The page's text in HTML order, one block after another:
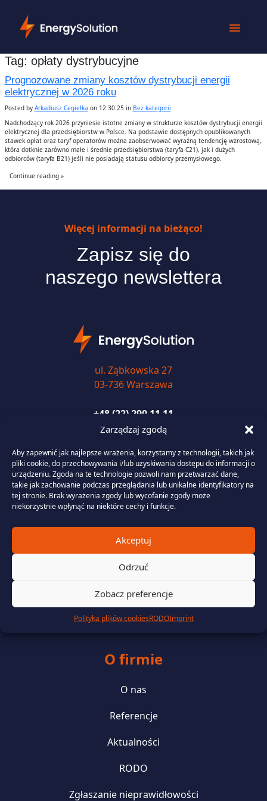
Zarządzaj zgodą
Aby zapewnić jak najlepsze wrażenia, korzystamy z technologii, takich jak
pliki cookie, do przechowywania i/lub uzyskiwania dostępu do informacji o
urządzeniu. Zgoda na te technologie pozwoli nam przetwarzać dane,
takie jak zachowanie podczas przeglądania lub unikalne identyfikatory na
tej stronie. Brak wyrażenia zgody lub wycofanie zgody może
niekorzystnie wpłynąć na niektóre cechy i funkcje.
Akceptuj
Odrzuć
Zobacz preferencje
Polityka plików cookiesRODOImprint
Tag: opłaty dystrybucyjne
Prognozowane zmiany kosztów dystrybucji energii
elektrycznej w 2026 roku
Posted by Arkadiusz Cegiełka on 12.30.25 in Bez kategorii
Nadchodzący rok 2026 przyniesie istotne zmiany w strukturze kosztów dystrybucji energii
elektrycznej dla przedsiębiorstw w Polsce. Na podstawie dostępnych opublikowanych
stawek opłat oraz taryf operatorów można zaobserwować wyraźną tendencję wzrostową,
która dotknie zarówno małe i średnie przedsiębiorstwa (taryfa C21), jak i dużych
odbiorców (taryfa B21) jeśli nie posiadają statusu odbiorcy przemysłowego.
Continue reading »
Więcej informacji na bieżąco!
Zapisz się do
naszego newslettera
ul. Ząbkowska 27
03-736 Warszawa
+48 (22) 290 11 11
biuro@energysolution.pl
Usługi
Portfolio Management
Zarządzanie danymi rozliczeniowymi i telemetrycznymi
Zielona energia i efektywność energetyczna
O firmie
O nas
Referencje
Aktualności
RODO
Zgłaszanie nieprawidłowości